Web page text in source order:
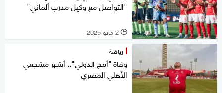
"التواصل مع وكيل مدرب ألماني"
l 2 مايو 2025
رياضة
وفاة "أمح الدولي".. أشهر مشجعي
الأهلي المصري